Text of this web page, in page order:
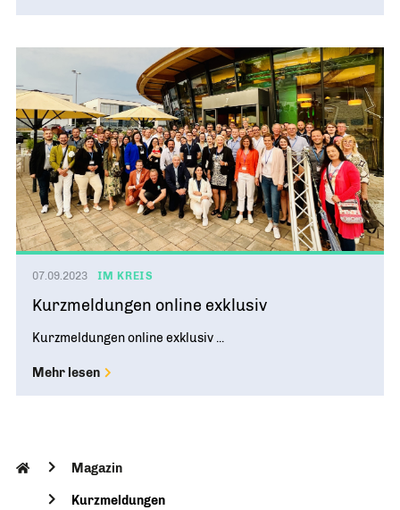
07.09.2023 IM KREIS
Kurzmeldungen online exklusiv
Kurzmeldungen online exklusiv ...
Mehr lesen
Magazin
Kurzmeldungen